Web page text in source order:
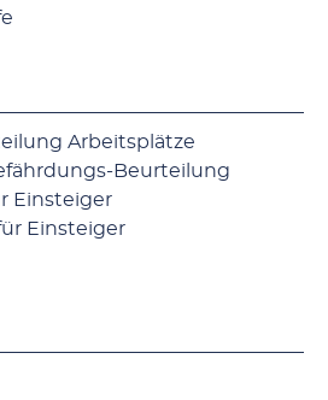
Arbeitsplätze
Beurteilung
Einsteiger
Einsteiger